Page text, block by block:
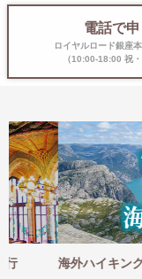
電話で
ロイヤルロード銀座
（10:00-18:00 祝
海外ハイキングツアー